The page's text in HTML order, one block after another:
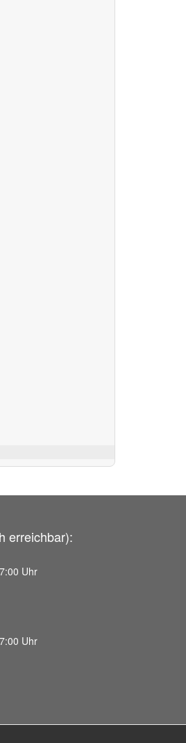
erreichbar):
Uhr
Uhr